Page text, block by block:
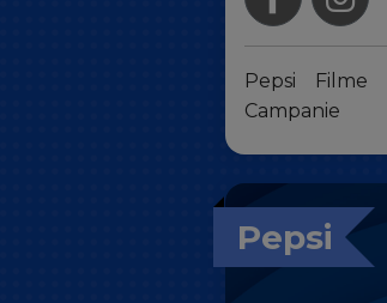
Pepsi Filme
Campanie
Pepsi